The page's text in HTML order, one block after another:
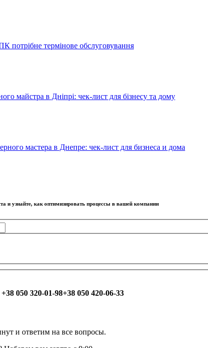
потрібне термінове обслуговування
майстра в Дніпрі: чек-лист для бізнесу та дому
мастера в Днепре: чек-лист для бизнеса и дома
и узнайте, как оптимизировать процессы в вашей компании
+38 050 320-01-98+38 050 420-06-33
и ответим на все вопросы.